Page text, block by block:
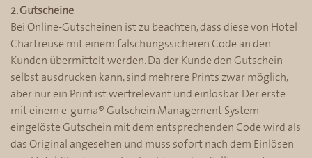
2. Gutscheine
Bei Online-Gutscheinen ist zu beachten, dass diese von Hotel
Chartreuse mit einem fälschungssicheren Code an den
Kunden übermittelt werden. Da der Kunde den Gutschein
selbst ausdrucken kann, sind mehrere Prints zwar möglich,
aber nur ein Print ist wertrelevant und einlösbar. Der erste
mit einem e-guma® Gutschein Management System
eingelöste Gutschein mit dem entsprechenden Code wird als
das Original angesehen und muss sofort nach dem Einlösen